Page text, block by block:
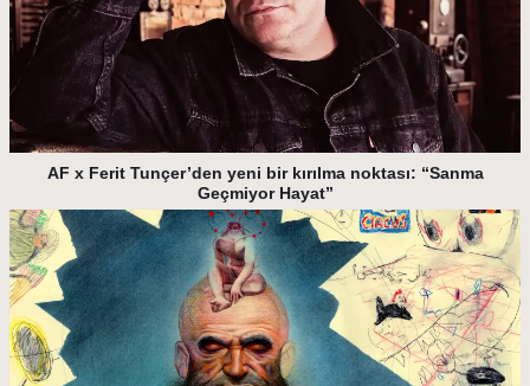
AF x Ferit Tunçer’den yeni bir kırılma noktası: “Sanma
Geçmiyor Hayat”